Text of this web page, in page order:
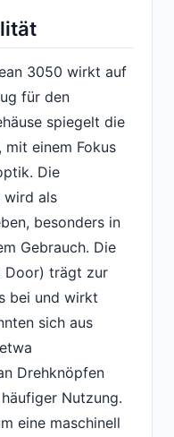
3050 wirkt auf
für den
spiegelt die
einem Fokus
Die
wird als
besonders in
Gebrauch. Die
Door) trägt zur
bei und wirkt
sich aus
Drehknöpfen
Nutzung.
eine maschinell